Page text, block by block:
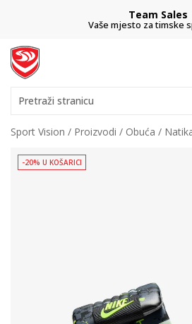
Team Sales
Vaše mjesto za timske
Pretraži stranicu
Sport Vision Proizvodi Obuća
-20% U KOŠARICI